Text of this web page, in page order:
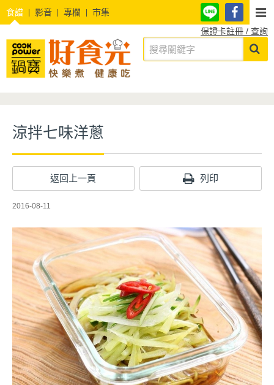
食譜 影音 專欄
市集
保證卡註冊 / 查詢
涼拌七味洋蔥
返回上一頁 列印
2016-08-11